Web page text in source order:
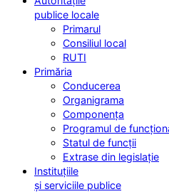
publice locale
Primarul
Consiliul local
RUTI
Primăria
Conducerea
Organigrama
Componența
Programul de
Statul de funcții
Extrase din legislație
Instituțiile
și serviciile publice